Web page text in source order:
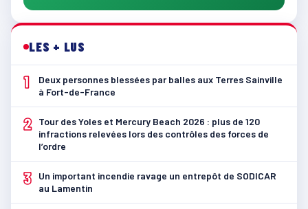
LES + LUS
1
Deux personnes blessées par balles aux Terres Sainville
à Fort-de-France
2
Tour des Yoles et Mercury Beach 2026 : plus de 120
infractions relevées lors des contrôles des forces de
l’ordre
3
Un important incendie ravage un entrepôt de SODICAR
au Lamentin